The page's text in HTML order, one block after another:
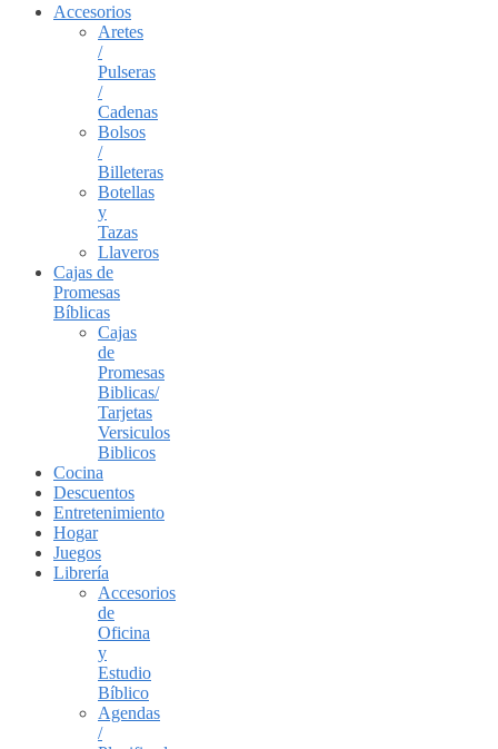
Accesorios
Aretes
/
Pulseras
/
Cadenas
Bolsos
/
Billeteras
Botellas
y
Tazas
Llaveros
Cajas de
Promesas
Bíblicas
Cajas
de
Promesas
Biblicas/
Tarjetas
Versiculos
Biblicos
Cocina
Descuentos
Entretenimiento
Hogar
Juegos
Librería
Accesorios
de
Oficina
y
Estudio
Bíblico
Agendas
/